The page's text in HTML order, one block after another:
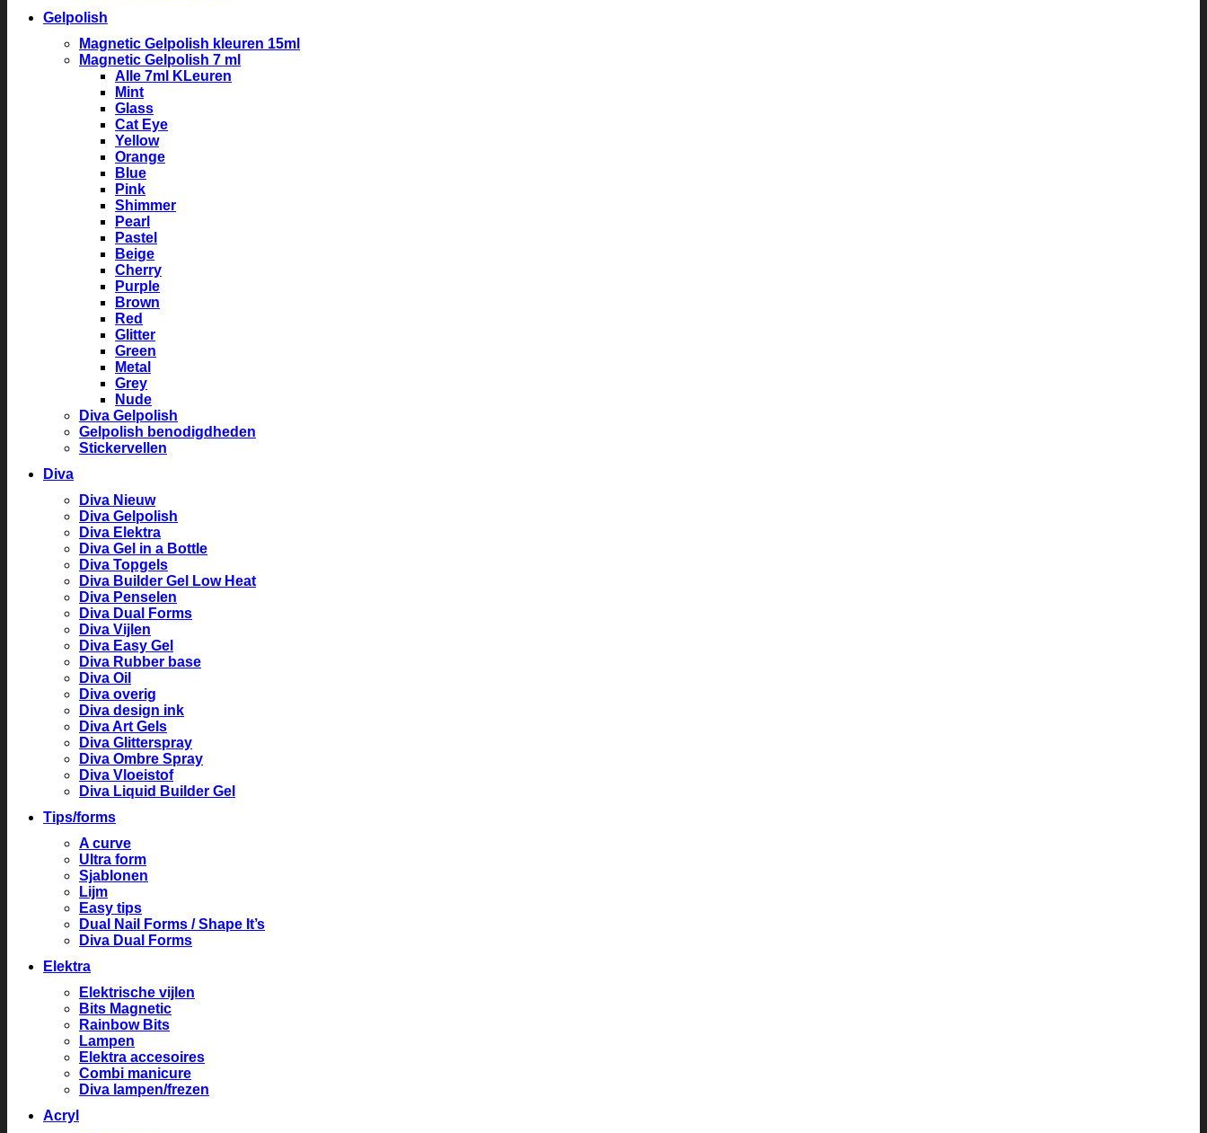
Gelpolish
Magnetic Gelpolish kleuren 15ml
Magnetic Gelpolish 7 ml
Alle 7ml KLeuren
Mint
Glass
Cat Eye
Yellow
Orange
Blue
Pink
Shimmer
Pearl
Pastel
Beige
Cherry
Purple
Brown
Red
Glitter
Green
Metal
Grey
Nude
Diva Gelpolish
Gelpolish benodigdheden
Stickervellen
Diva
Diva Nieuw
Diva Gelpolish
Diva Elektra
Diva Gel in a Bottle
Diva Topgels
Diva Builder Gel Low Heat
Diva Penselen
Diva Dual Forms
Diva Vijlen
Diva Easy Gel
Diva Rubber base
Diva Oil
Diva overig
Diva design ink
Diva Art Gels
Diva Glitterspray
Diva Ombre Spray
Diva Vloeistof
Diva Liquid Builder Gel
Tips/forms
A curve
Ultra form
Sjablonen
Lijm
Easy tips
Dual Nail Forms / Shape It’s
Diva Dual Forms
Elektra
Elektrische vijlen
Bits Magnetic
Rainbow Bits
Lampen
Elektra accesoires
Combi manicure
Diva lampen/frezen
Acryl